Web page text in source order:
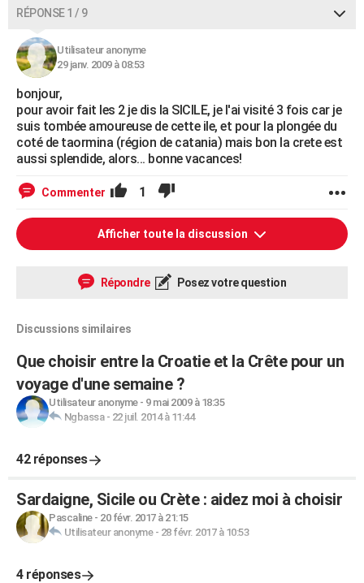
Carte de Noël
Carte Bonne année
Carte Saint-Valentin
Carte Pâques
Carte d'anniversaire
DICTIONNAIRE
Dictionnaire
Biographies
Citations
Expressions
Proverbes
PROGRAMME TV
COPAINS D'AVANT
S'inscrire
Se connecter
Lycées
Collèges
Primaires
Universités
Entreprises
Service militaire
Avis de recherche
AVIS DE DÉCÈS
FORUM
Bricolage
RÉPONSE 1 / 9
Utilisateur anonyme
29 janv. 2009 à 08:53
bonjour,
pour avoir fait les 2 je dis la SICILE, je l'ai visité 3 fois car je
suis tombée amoureuse de cette ile, et pour la plongée du
coté de taormina (région de catania) mais bon la crete est
aussi splendide, alors... bonne vacances!
Commenter 1
Afficher toute la discussion
Répondre Posez votre question
Discussions similaires
Que choisir entre la Croatie et la Crête pour un
voyage d'une semaine ?
Utilisateur anonyme- 9 mai 2009 à 18:35
Ngbassa- 22 juil. 2014 à 11:44
42 réponses
Sardaigne, Sicile ou Crète : aidez moi à choisir
Pascaline- 20 févr. 2017 à 21:15
Utilisateur anonyme- 28 févr. 2017 à 10:53
4 réponses